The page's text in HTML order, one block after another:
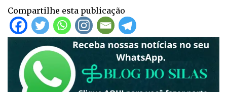
Compartilhe esta publicação